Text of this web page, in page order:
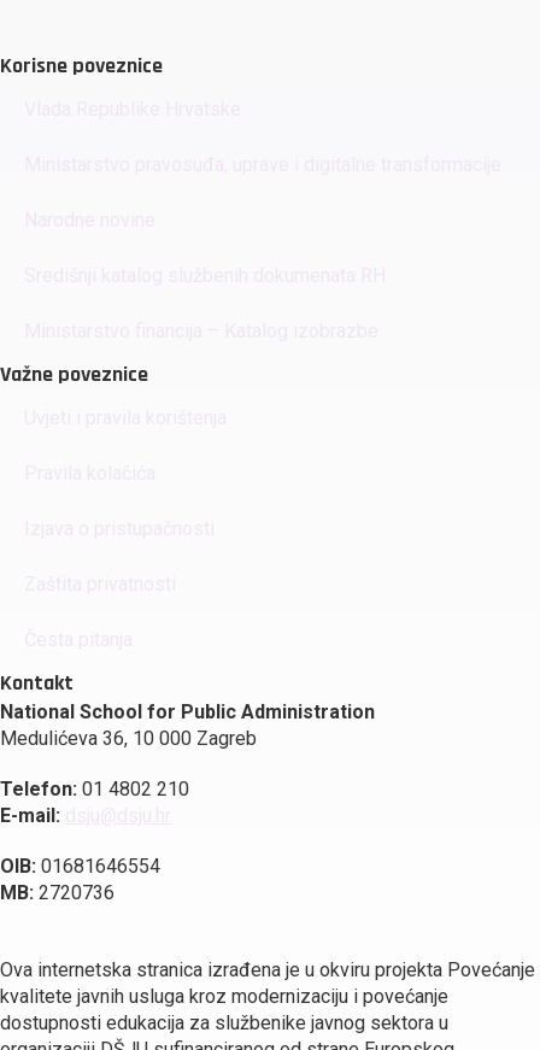
Korisne poveznice
Važne poveznice
Kontakt
National School for Public Administration
Medulićeva 36, 10 000 Zagreb
Telefon: 01 4802 210
E-mail:
OIB: 01681646554
MB: 2720736
Ova internetska stranica izrađena je u okviru projekta Povećanje
kvalitete javnih usluga kroz modernizaciju i povećanje
dostupnosti edukacija za službenike javnog sektora u